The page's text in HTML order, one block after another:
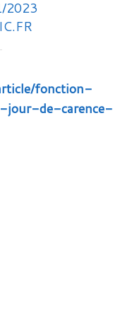
2023
fonction-
de-carence-